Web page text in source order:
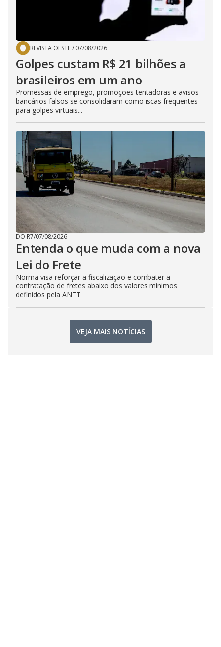
REVISTA OESTE/ 07/08/2026
Golpes custam R$ 21 bilhões a
brasileiros em um ano
Promessas de emprego, promoções tentadoras e avisos
bancários falsos se consolidaram como iscas frequentes
para golpes virtuais...
DO R7/07/08/2026
Entenda o que muda com a nova
Lei do Frete
Norma visa reforçar a fiscalização e combater a
contratação de fretes abaixo dos valores mínimos
definidos pela ANTT
VEJA MAIS NOTÍCIAS